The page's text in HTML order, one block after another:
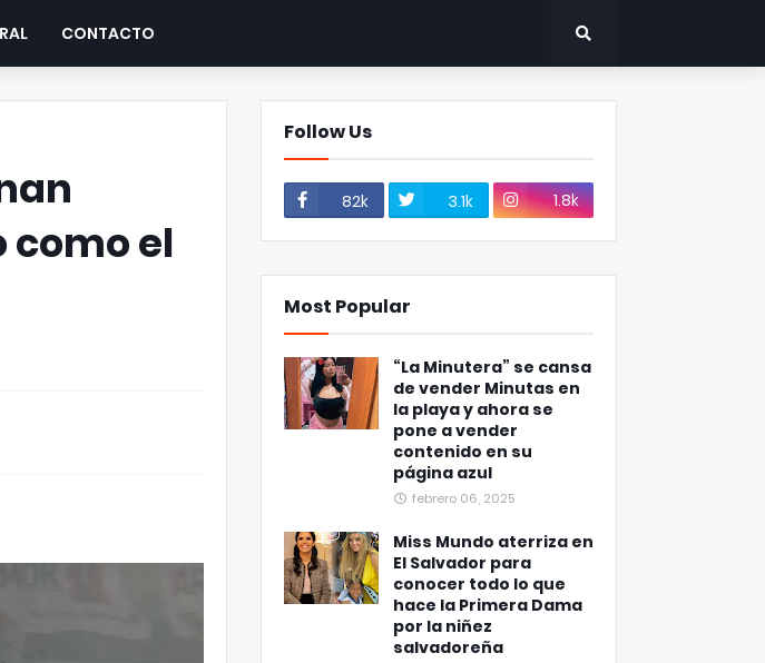
CONTACTO
como el
Follow Us
82k 3.1k 1.8k
Most Popular
“La Minutera” se cansa
de vender Minutas en
la playa y ahora se
pone a vender
contenido en su
página azul
febrero 06, 2025
Miss Mundo aterriza en
El Salvador para
conocer todo lo que
hace la Primera Dama
por la niñez
salvadoreña